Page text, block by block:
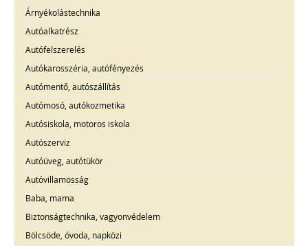
Árnyékolástechnika
Autóalkatrész
Autófelszerelés
Autókarosszéria, autófényezés
Autómentő, autószállítás
Autómosó, autókozmetika
Autósiskola, motoros iskola
Autószerviz
Autóüveg, autótükör
Autóvillamosság
Baba, mama
Biztonságtechnika, vagyonvédelem
Bölcsöde, óvoda, napközi